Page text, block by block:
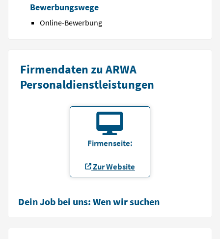
Bewerbungswege
Online-Bewerbung
Firmendaten zu ARWA
Personaldienstleistungen
Firmenseite:
Zur Website
Dein Job bei uns: Wen wir suchen